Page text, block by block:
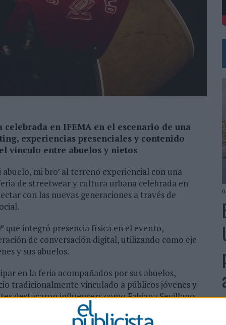
A PRUEBA LA CREATIVIDAD DE LAS MARCAS
en IFEMA en el escenario de una
experiencias presenciales y contenido
vínculo entre abuelos y nietos
abuelo, mi bro’ al terreno experiencial con una
de streetwear y cultura urbana celebrada en
con las nuevas generaciones a través de
que integró presencia física en el evento,
de conversación digital, utilizando como eje
y sus abuelos.
en la feria acompañados por sus abuelos,
tradicionalmente vinculado a públicos jóvenes y
destacaron influencers como Fabiana Sevillano,
compartieron la experiencia junto a sus
y YouTube.